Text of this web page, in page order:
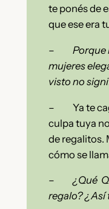
te ponés de
que ese era
– Porque
mujeres
visto no
– Ya te
culpa tuya
de regalitos.
cómo se
–¿Qué
regalo? ¿Así